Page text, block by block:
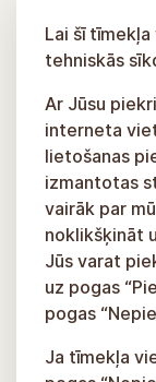
Lai šī
tehniskās
Ar Jūsu
interneta
lietošanas
izmantotas
vairāk par
noklikšķināt
Jūs varat
uz pogas
pogas
Ja tīmekļa